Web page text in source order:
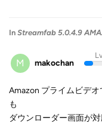
In Streamfab 5.0.4.9
M makochan
Amazon プライムビデ
も
ダウンローダー画面が